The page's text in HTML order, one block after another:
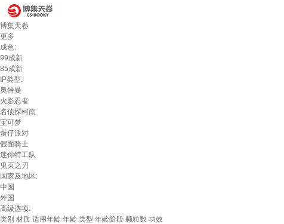
博集天卷
更多
成色:
99成新
85成新
IP类型:
奥特曼
火影忍者
名侦探柯南
宝可梦
蛋仔派对
假面骑士
迷你特工队
鬼灭之刃
国家及地区:
中国
外国
高级选项:
类别 材质 适用年龄 年龄 类型 年龄阶段 颗粒数 功效